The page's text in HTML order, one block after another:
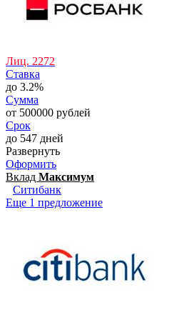
Лиц. 2272
Ставка
до 3.2%
Сумма
от 500000 рублей
Срок
до 547 дней
Развернуть
Оформить
Вклад Максимум
Ситибанк
Еще 1 предложение